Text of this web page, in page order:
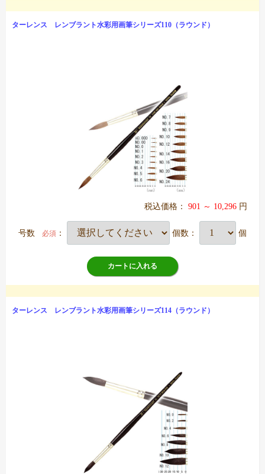
ターレンス レンブラント水彩用画筆シリーズ110（ラウンド）
税込価格： 901 ～ 10,296 円
号数 必須 ： 個数： 個
カートに入れる
ターレンス レンブラント水彩用画筆シリーズ114（ラウンド）